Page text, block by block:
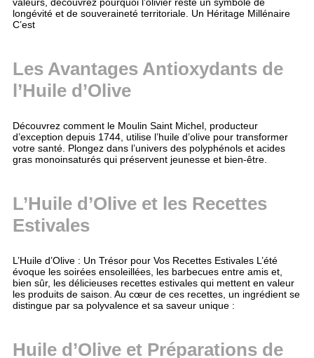
longévité et de souveraineté territoriale. Un Héritage Millénaire
C’est
Les Avantages Antioxydants de
l’Huile d’Olive
Découvrez comment le Moulin Saint Michel, producteur
d’exception depuis 1744, utilise l’huile d’olive pour transformer
votre santé. Plongez dans l’univers des polyphénols et acides
gras monoinsaturés qui préservent jeunesse et bien-être.
L’Huile d’Olive et les Recettes
Estivales
L’Huile d’Olive : Un Trésor pour Vos Recettes Estivales L’été
évoque les soirées ensoleillées, les barbecues entre amis et,
bien sûr, les délicieuses recettes estivales qui mettent en valeur
les produits de saison. Au cœur de ces recettes, un ingrédient se
distingue par sa polyvalence et sa saveur unique :
Huile d’Olive et Préparations de